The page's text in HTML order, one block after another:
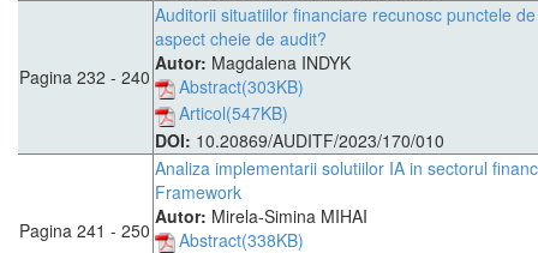
Pagina 232 - 240
Auditorii situatiilor financiare recunosc punctele
aspect cheie de audit?
Autor: Magdalena INDYK
Abstract(303KB)
Articol(547KB)
DOI: 10.20869/AUDITF/2023/170/010
Pagina 241 - 250
Analiza implementarii solutiilor IA in sectorul
Framework
Autor: Mirela-Simina MIHAI
Abstract(338KB)